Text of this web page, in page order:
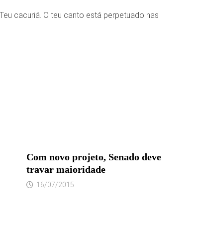
cacuriá. O teu canto está perpetuado nas
Com novo projeto, Senado deve
travar maioridade
16/07/2015